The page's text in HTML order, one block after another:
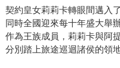
契約皇女莉莉卡轉眼間邁入
同時全國迎來每十年盛大舉
作為王族成員，莉莉卡與阿
分別踏上旅途巡迴諸侯的領地